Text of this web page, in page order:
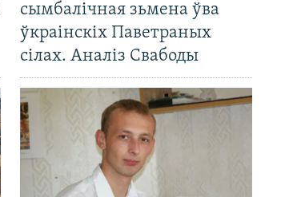
сымбалічная зьмена ўва
ўкраінскіх Паветраных
сілах. Аналіз Свабоды